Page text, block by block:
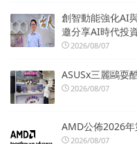
創智動能強化AI
邀分享AI時代投
2026/08/07
ASUSx三麗鷗耍
2026/08/07
AMD公佈2026
2026/08/07